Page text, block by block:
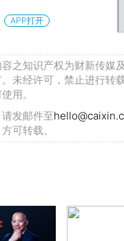
APP打开
之知识产权为财新传媒
未经许可，禁止进行转
用。
发邮件至
可转载。